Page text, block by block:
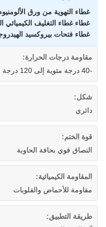
غطاء التهوية من ورق
غطاء غطاء التغليف الكيميائي
غطاء فتحات بيروكسيد
مقاومة درجات الحرارة:
-40 درجة مئوية إلى 120 درجة مئوية
شكل:
دائري
قوة الختم:
التصاق قوي بحافة الحاوية
المقاومة الكيميائية:
مقاومة للأحماض والقلويات
طريقة التطبيق: